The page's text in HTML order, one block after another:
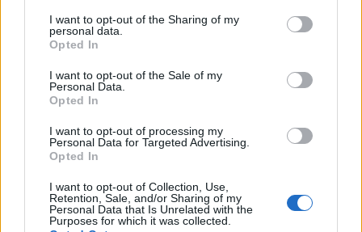
not limited to your visit or usage behaviour. You may click to
grant or deny consent to Google and its third-party tags to
use your data for below specified purposes in below Google
consent section.
I want to opt-out of the Sharing of my
personal data.
Opted In
I want to opt-out of the Sale of my
Personal Data.
Opted In
I want to opt-out of processing my
Personal Data for Targeted Advertising.
Opted In
I want to opt-out of Collection, Use,
Retention, Sale, and/or Sharing of my
Personal Data that Is Unrelated with the
Purposes for which it was collected.
anote essas palavras em um pedaço de papel e nunca as
salve online, em qualquer lugar. Para segurança extra,
você pode até considerar comprar uma cápsula
Cryptosteel da Ledger para armazenar suas frases com
segura para proteger sua carteira MetaMask, essa senha
não é sua chave privada ou frases-semente, você só precisa
dessa senha para acessar a extensão do Chrome.Prossiga
em “Começar” e clique em “criar uma carteira” na tela